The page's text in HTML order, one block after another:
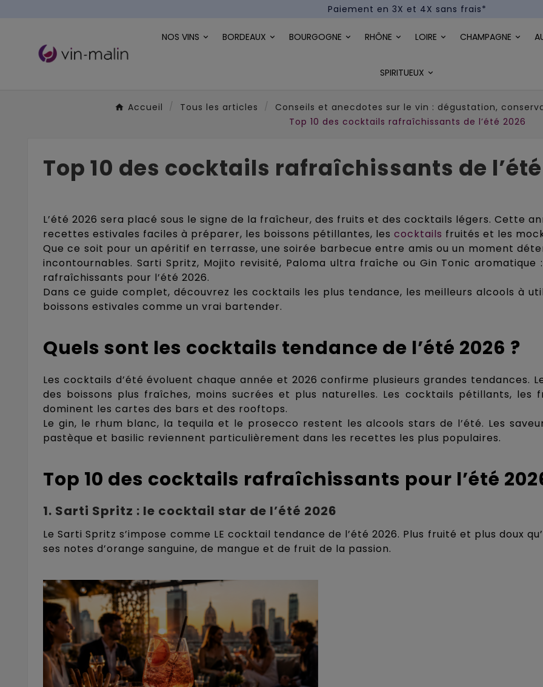
Paiement en 3X et 4X sans frais*
NOS VINS BORDEAUX BOURGOGNE RHÔNE LOIRE CHAMPAGNE
SPIRITUEUX
Accueil Tous les articles
Conseils et anecdotes sur le vin : dégustation,
Top 10 des cocktails rafraîchissants de l’été 2026
Top 10 des cocktails rafraîchissants de
L’été 2026 sera placé sous le signe de la fraîcheur, des fruits et des cocktails légers. Cette
recettes estivales faciles à préparer, les boissons pétillantes, les cocktails fruités et les
Que ce soit pour un apéritif en terrasse, une soirée barbecue entre amis ou un moment
incontournables. Sarti Spritz, Mojito revisité, Paloma ultra fraîche ou Gin Tonic
rafraîchissants pour l’été 2026.
Dans ce guide complet, découvrez les cocktails les plus tendance, les meilleurs alcools à
boissons estivales comme un vrai bartender.
Quels sont les cocktails tendance de l’été 2026 ?
Les cocktails d’été évoluent chaque année et 2026 confirme plusieurs grandes tendances.
des boissons plus fraîches, moins sucrées et plus naturelles. Les cocktails pétillants, les
dominent les cartes des bars et des rooftops.
Le gin, le rhum blanc, la tequila et le prosecco restent les alcools stars de l’été. Les
pastèque et basilic reviennent particulièrement dans les recettes les plus populaires.
Top 10 des cocktails rafraîchissants pour l’été
1. Sarti Spritz : le cocktail star de l’été 2026
Le Sarti Spritz s’impose comme LE cocktail tendance de l’été 2026. Plus fruité et plus doux
ses notes d’orange sanguine, de mangue et de fruit de la passion.